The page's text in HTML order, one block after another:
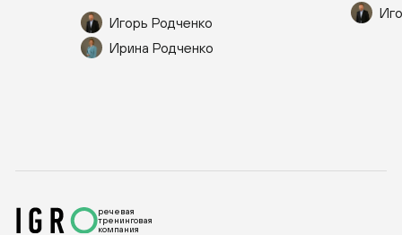
Игорь Родченко
Ирина Родченко
речевая
тренинговая
компания